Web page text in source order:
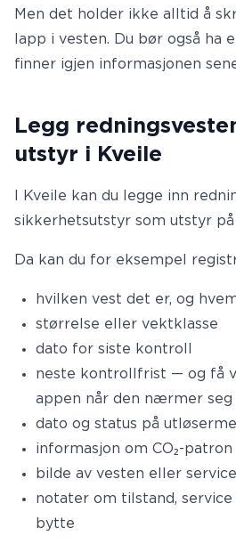
Men det holder ikke alltid å
lapp i vesten. Du bør også ha
finner igjen informasjonen
Legg
utstyr i Kveile
I Kveile kan du legge inn
sikkerhetsutstyr som utstyr på
Da kan du for eksempel
hvilken vest det er, og
størrelse eller vektklasse
dato for siste kontroll
neste kontrollfrist — og få
appen når den nærmer seg
dato og status på
informasjon om CO₂-patron
bilde av vesten eller
notater om tilstand,
bytte